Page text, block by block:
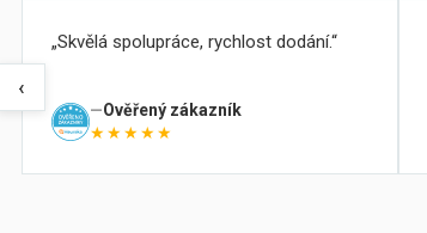
‹
Skvělá spolupráce, rychlost dodání.
Ověřený zákazník
★★★★★